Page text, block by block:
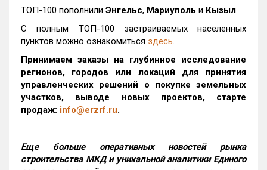
ТОП-100 пополнили Энгельс, Мариуполь и Кызыл.
С полным ТОП-100 застраиваемых населенных
пунктов можно ознакомиться здесь.
Принимаем заказы на глубинное исследование
регионов, городов или локаций для принятия
управленческих решений о покупке земельных
участков, выводе новых проектов, старте
продаж: info@erzrf.ru.
Еще больше оперативных новостей рынка
строительства МКД и уникальной аналитики Единого